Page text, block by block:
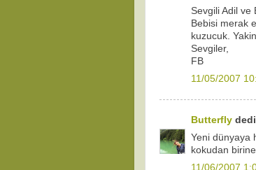
Sevgili Adil ve
Bebisi merak
kuzucuk.
Sevgiler,
FB
11/05/2007
Butterfly
Yeni dünyaya
kokudan
11/06/2007